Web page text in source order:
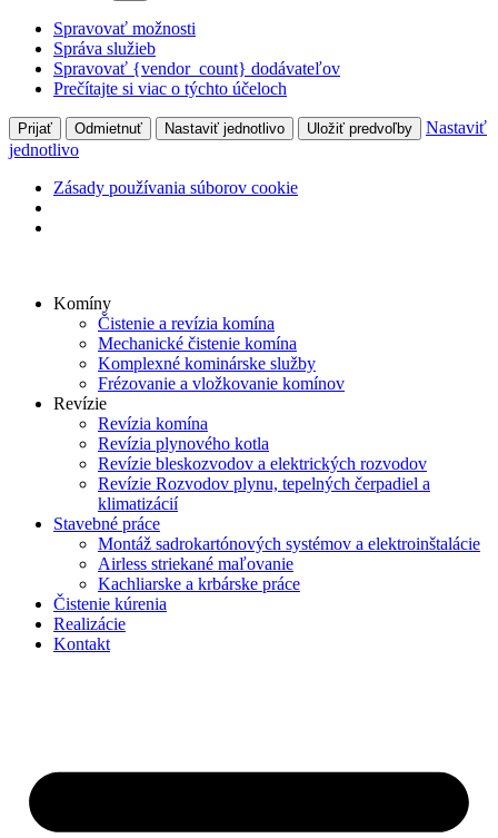
Spravovať možnosti
Správa služieb
Spravovať {vendor_count} dodávateľov
Prečítajte si viac o týchto účeloch
Prijať Odmietnuť Nastaviť jednotlivo Uložiť predvoľby
Nastaviť
jednotlivo
Zásady používania súborov cookie
contentKomíny
Čistenie a revízia komína
Mechanické čistenie komína
Komplexné kominárske služby
Frézovanie a vložkovanie komínov
Revízie
Revízia komína
Revízia plynového kotla
Revízie bleskozvodov a elektrických rozvodov
Revízie Rozvodov plynu, tepelných čerpadiel a
klimatizácií
Stavebné práce
Montáž sadrokartónových systémov a elektroinštalácie
Airless striekané maľovanie
Kachliarske a krbárske práce
Čistenie kúrenia
Realizácie
Kontakt